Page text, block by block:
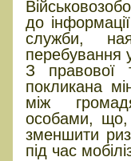
до
служби,
перебування
З правової
покликана
між
особами, що,
зменшити
під час